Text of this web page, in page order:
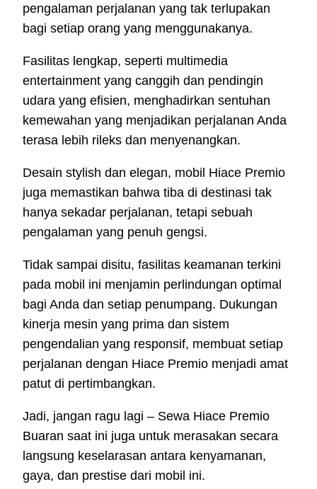
pengalaman perjalanan yang tak terlupakan
bagi setiap orang yang menggunakanya.
Fasilitas lengkap, seperti multimedia
entertainment yang canggih dan pendingin
udara yang efisien, menghadirkan sentuhan
kemewahan yang menjadikan perjalanan Anda
terasa lebih rileks dan menyenangkan.
Desain stylish dan elegan, mobil Hiace Premio
juga memastikan bahwa tiba di destinasi tak
hanya sekadar perjalanan, tetapi sebuah
pengalaman yang penuh gengsi.
Tidak sampai disitu, fasilitas keamanan terkini
pada mobil ini menjamin perlindungan optimal
bagi Anda dan setiap penumpang. Dukungan
kinerja mesin yang prima dan sistem
pengendalian yang responsif, membuat setiap
perjalanan dengan Hiace Premio menjadi amat
patut di pertimbangkan.
Jadi, jangan ragu lagi – Sewa Hiace Premio
Buaran saat ini juga untuk merasakan secara
langsung keselarasan antara kenyamanan,
gaya, dan prestise dari mobil ini.